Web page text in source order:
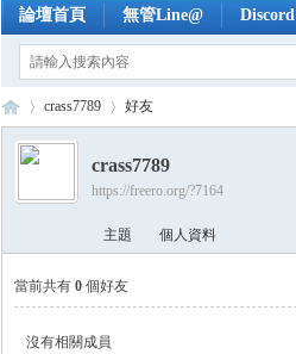
論壇首頁 無管Line@ Discord
›
crass7789 好友
crass7789
https://freero.org/?7164
主題 個人資料
當前共有 0 個好友
沒有相關成員